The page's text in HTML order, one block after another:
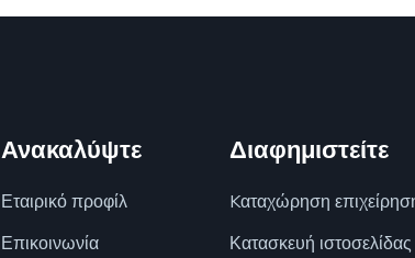
Ανακαλύψτε
Εταιρικό προφίλ
Επικοινωνία
Διαφημιστείτε
Kαταχώρηση
Κατασκευή ιστοσελίδας